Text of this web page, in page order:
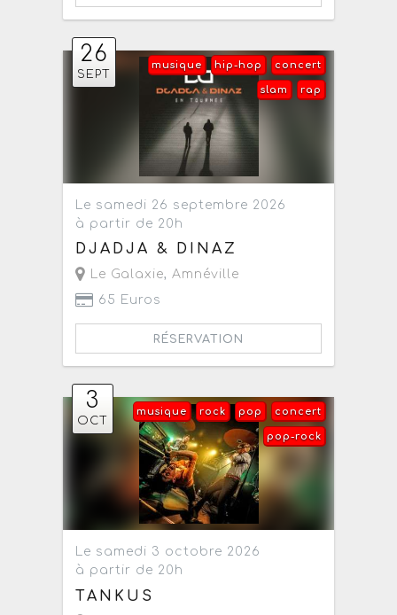
26
SEPT
concert
hip-hop
musique
rap
slam
Le samedi 26 septembre 2026
à partir de 20h
DJADJA & DINAZ
Le Galaxie, Amnéville
65 Euros
RÉSERVATION
3
OCT
concert
pop
rock
musique
pop-rock
Le samedi 3 octobre 2026
à partir de 20h
TANKUS